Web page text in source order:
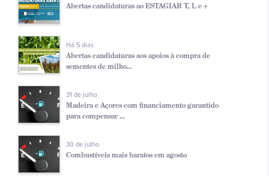
Abertas candidaturas ao ESTAGIAR T, L e +
Há 5 dias
Abertas candidaturas aos apoios à compra de
sementes de milho...
31 de julho
Madeira e Açores com financiamento garantido
para compensar ...
30 de julho
Combustíveis mais baratos em agosto